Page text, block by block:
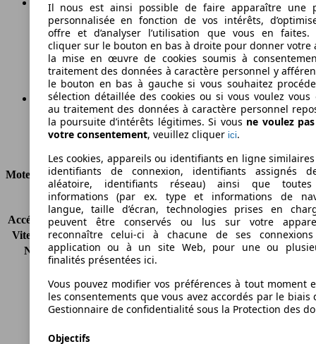
240 g/km
Émissions de CO2 (combinées)*
Ø 9.9 l/100km
Moteur et Puissance
KW (CH)
141 kW (192 PS)
Accélération (0-100 km/h) 7.5s
Vitesse maximale (km/h) 234 km/h
Nombre de vitesses
5
Couple
245 nm
Cylindrée
2494 ccm
Carburant
Essence
Cylindres
6
Il nous est ainsi possible de faire apparaître une
personnalisée en fonction de vos intérêts,
offre et d’analyser l’utilisation que vous en faites.
cliquer sur le bouton en bas à droite pour donner votre
la mise en œuvre de cookies soumis à
traitement des données à caractère personnel y
le bouton en bas à gauche si vous souhaitez
sélection détaillée des cookies ou si vous voulez vous
au traitement des données à caractère personnel
la poursuite d’intérêts légitimes. Si vous ne voulez
votre consentement, veuillez cliquer ici.
Les cookies, appareils ou identifiants en ligne
identifiants de connexion, identifiants assignés
aléatoire, identifiants réseau) ainsi que
informations (par ex. type et informations de
langue, taille d’écran, technologies prises en
peuvent être conservés ou lus sur votre
reconnaître celui-ci à chacune de ses
application ou à un site Web, pour une ou
finalités présentées ici.
Vous pouvez modifier vos préférences à tout moment
les consentements que vous avez accordés par le biais
Gestionnaire de confidentialité sous la Protection des
Objectifs